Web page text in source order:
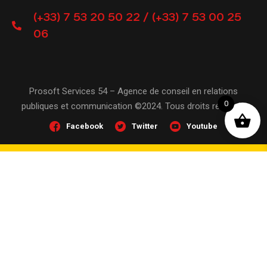
(+33) 7 53 20 50 22 / (+33) 7 53 00 25
06
Prosoft Services 54 – Agence de conseil en relations
publiques et communication ©2024. Tous droits réservés
Facebook Twitter Youtube
0